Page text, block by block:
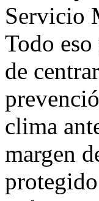
Servicio
Todo
de
clima
margen